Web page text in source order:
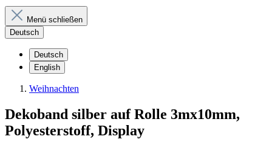
Menü schließen
Deutsch
Deutsch
English
Weihnachten
Dekoband silber auf Rolle 3mx10mm,
Polyesterstoff, Display